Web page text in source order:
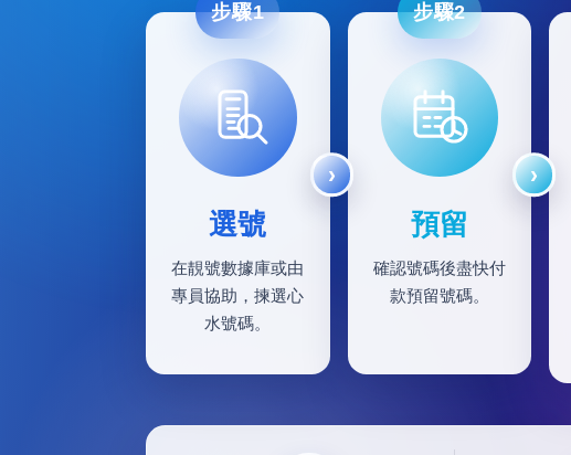
步驟1
選號
在靚號數據庫或由
專員協助，揀選心
水號碼。
步驟2
預留
確認號碼後盡快付
款預留號碼。